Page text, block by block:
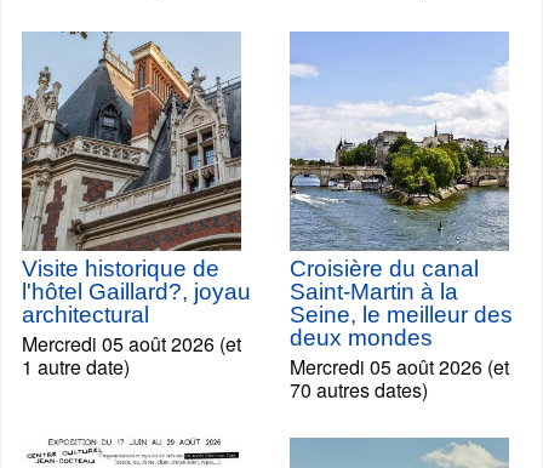
Visite historique de
l'hôtel Gaillard?, joyau
architectural
Mercredi 05 août 2026 (et
1 autre date)
Croisière du canal
Saint-Martin à la
Seine, le meilleur des
deux mondes
Mercredi 05 août 2026 (et
70 autres dates)